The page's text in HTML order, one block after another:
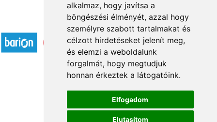
alkalmaz, hogy javítsa a
böngészési élményét, azzal hogy
személyre szabott tartalmakat és
célzott hirdetéseket jelenít meg,
és elemzi a weboldalunk
forgalmát, hogy megtudjuk
honnan érkeztek a látogatóink.
Elfogadom
Elutasítom
Elfogadott fizetési módok
Á.SZ.F.
Impresszum